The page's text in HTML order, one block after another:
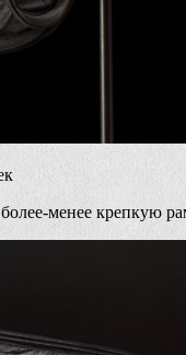
менее крепкую